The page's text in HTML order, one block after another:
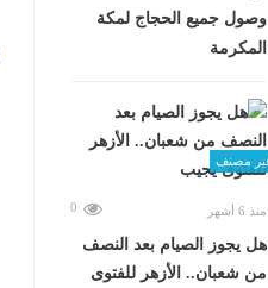
وصول جميع الحجاج لمكة
المكرمة
مصنف
منذ 6 أشهر 0
هل يجوز الصيام بعد النصف
من شعبان.. الأزهر للفتوى